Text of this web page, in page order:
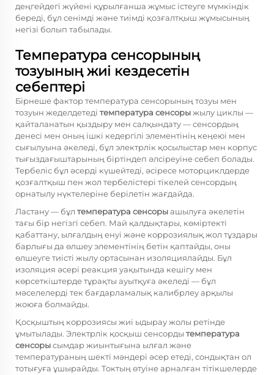
деңгейдегі жүйені құрылғанша жұмыс істеуге мүмкіндік
береді, бұл сенімді және тиімді қозғалтқыш жұмысының
негізі болып табылады.
Температура сенсорының
тозуының жиі кездесетін
себептері
Бірнеше фактор температура сенсорының тозуы мен
тозуын жеделдетеді температура сенсорыжылу циклы —
қайталанатын қыздыру мен салқындату — сенсордың
денесі мен оның ішкі кедергілі элементінің кеңеюі мен
сығылуына әкеледі, бұл электрлік қосылыстар мен корпус
тығыздағыштарының біртіндеп әлсіреуіне себеп болады.
Тербеліс бұл әсерді күшейтеді, әсіресе моторциклдерде
қозғалтқыш пен жол тербелістері тікелей сенсордың
орнатылу нүктелеріне берілетін жағдайда.
Ластану — бұл температура сенсорыашылуға әкелетін
тағы бір негізгі себеп. Май қалдықтары, көміртекті
қабаттану, ылғалдың енуі және коррозиялық жол тұздары
барлығы да өлшеу элементінің бетін қаптайды, оны
өлшеуге тиісті жылу ортасынан изоляциялайды. Бұл
изоляция әсері реакция уақытында кешігу мен
көрсеткіштерде тұрақты ауытқуға әкеледі — бұл
мәселелерді тек бағдарламалық калибрлеу арқылы
жоюға болмайды.
Қосқыштың коррозиясы жиі ыдырау жолы ретінде
ұмытылады. Электрлік қосқыш сенсорды температура
сенсорысымдар жиынтығына ылғал және
температураның шекті мәндері әсер етеді, сондықтан ол
тотығуға ұшырайды. Токтың өтуіне арналған тітікшелерде